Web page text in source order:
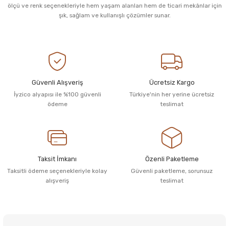
ölçü ve renk seçenekleriyle hem yaşam alanları hem de ticari mekânlar için
şık, sağlam ve kullanışlı çözümler sunar.
Güvenli Alışveriş
İyzico alyapısı ile %100 güvenli
ödeme
Ücretsiz Kargo
Türkiye'nin her yerine ücretsiz
teslimat
Taksit İmkanı
Taksitli ödeme seçenekleriyle kolay
alışveriş
Özenli Paketleme
Güvenli paketleme, sorunsuz
teslimat